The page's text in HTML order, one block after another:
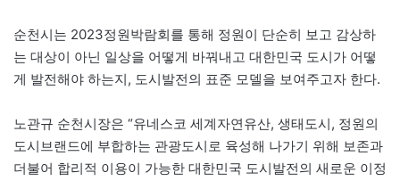
순천시는 2023정원박람회를 통해 정원이 단순히 보고 감상하
는 대상이 아닌 일상을 어떻게 바꿔내고 대한민국 도시가 어떻
게 발전해야 하는지, 도시발전의 표준 모델을 보여주고자 한다.
노관규 순천시장은 “유네스코 세계자연유산, 생태도시, 정원의
도시브랜드에 부합하는 관광도시로 육성해 나가기 위해 보존과
더불어 합리적 이용이 가능한 대한민국 도시발전의 새로운 이정